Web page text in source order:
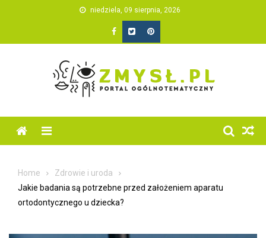
niedziela, 09 sierpnia, 2026
Home
Zdrowie i uroda
Jakie badania są potrzebne przed założeniem aparatu
ortodontycznego u dziecka?